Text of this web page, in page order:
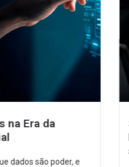
– com
de crise diária à